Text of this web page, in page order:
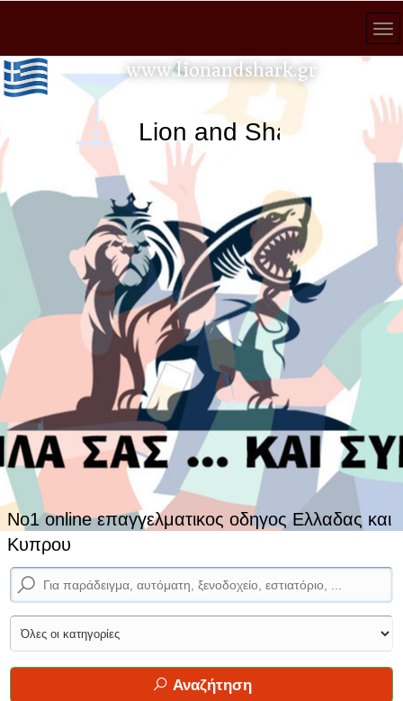
No1 online επαγγελματικος οδηγος Ελλαδας και
Κυπρου
www.lionandshark.gr
Lion and Shark κάθε
Αναζήτηση